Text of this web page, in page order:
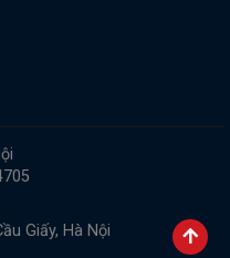
Giấy, Hà Nội